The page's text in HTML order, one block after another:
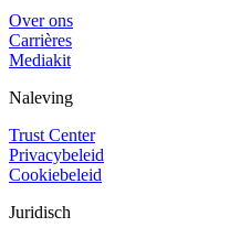
Over ons
Carrières
Mediakit
Naleving
Trust Center
Privacybeleid
Cookiebeleid
Juridisch